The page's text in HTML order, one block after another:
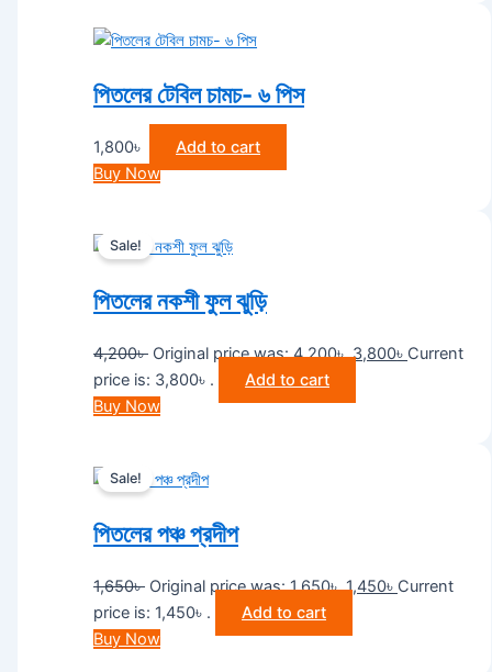
পিতলের টেবিল চামচ- ৬ পিস
1,800৳
Add to cart
Buy Now
Sale!
পিতলের নকশী ফুল ঝুড়ি
4,200৳ Original price was: 4,200৳ .3,800৳ Current
price is: 3,800৳ .
Add to cart
Buy Now
Sale!
পিতলের পঞ্চ প্রদীপ
1,650৳ Original price was: 1,650৳ .1,450৳ Current
price is: 1,450৳ .
Add to cart
Buy Now